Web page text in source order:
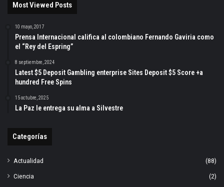
Most Viewed Posts
10 mayo, 2017
Prensa Internacional califica al colombiano Fernando Gaviria como
el “Rey del Espring”
8 septiembre, 2024
Latest $5 Deposit Gambling enterprise Sites Deposit $5 Score +a
hundred Free Spins
15 octubre, 2025
La Paz le entrega su alma a Silvestre
Categorías
Actualidad
(88)
Ciencia
(2)